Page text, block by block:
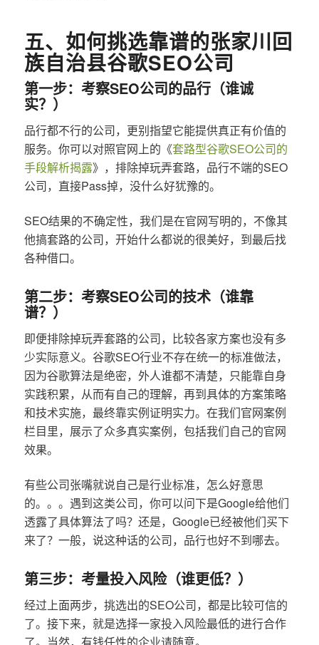
五、如何挑选靠谱的张家川回
族自治县谷歌SEO公司
第一步：考察SEO公司的品行（谁诚
实？）
品行都不行的公司，更别指望它能提供真正有价值的
服务。你可以对照官网上的《套路型谷歌SEO公司的
手段解析揭露》，排除掉玩弄套路，品行不端的SEO
公司，直接Pass掉，没什么好犹豫的。
SEO结果的不确定性，我们是在官网写明的，不像其
他搞套路的公司，开始什么都说的很美好，到最后找
各种借口。
第二步：考察SEO公司的技术（谁靠
谱？）
即便排除掉玩弄套路的公司，比较各家方案也没有多
少实际意义。谷歌SEO行业不存在统一的标准做法，
因为谷歌算法是绝密，外人谁都不清楚，只能靠自身
实践积累，从而有自己的理解，再到具体的方案策略
和技术实施，最终靠实例证明实力。在我们官网案例
栏目里，展示了众多真实案例，包括我们自己的官网
效果。
有些公司张嘴就说自己是行业标准，怎么好意思
的。。。遇到这类公司，你可以问下是Google给他们
透露了具体算法了吗？还是，Google已经被他们买下
来了？一般，说这种话的公司，品行也好不到哪去。
第三步：考量投入风险（谁更低？）
经过上面两步，挑选出的SEO公司，都是比较可信的
了。接下来，就是选择一家投入风险最低的进行合作